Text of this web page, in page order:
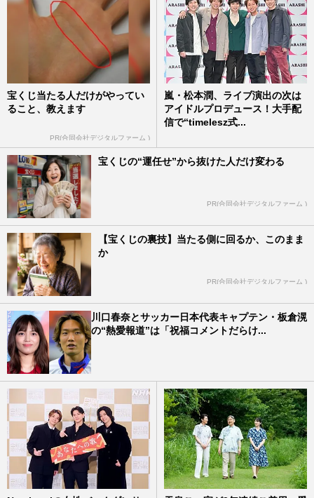
宝くじ当たる人だけがやってい
ること、教えます
PR(合同会社デジタルファーム )
嵐・松本潤、ライブ演出の次は
アイドルプロデュース！大手配
信で“timelesz式...
宝くじの“運任せ”から抜けた人だけ変わる
PR(合同会社デジタルファーム )
【宝くじの裏技】当たる側に回るか、このまま
か
PR(合同会社デジタルファーム )
川口春奈とサッカー日本代表キャプテン・板倉滉
の“熱愛報道”は「祝福コメントだらけ...